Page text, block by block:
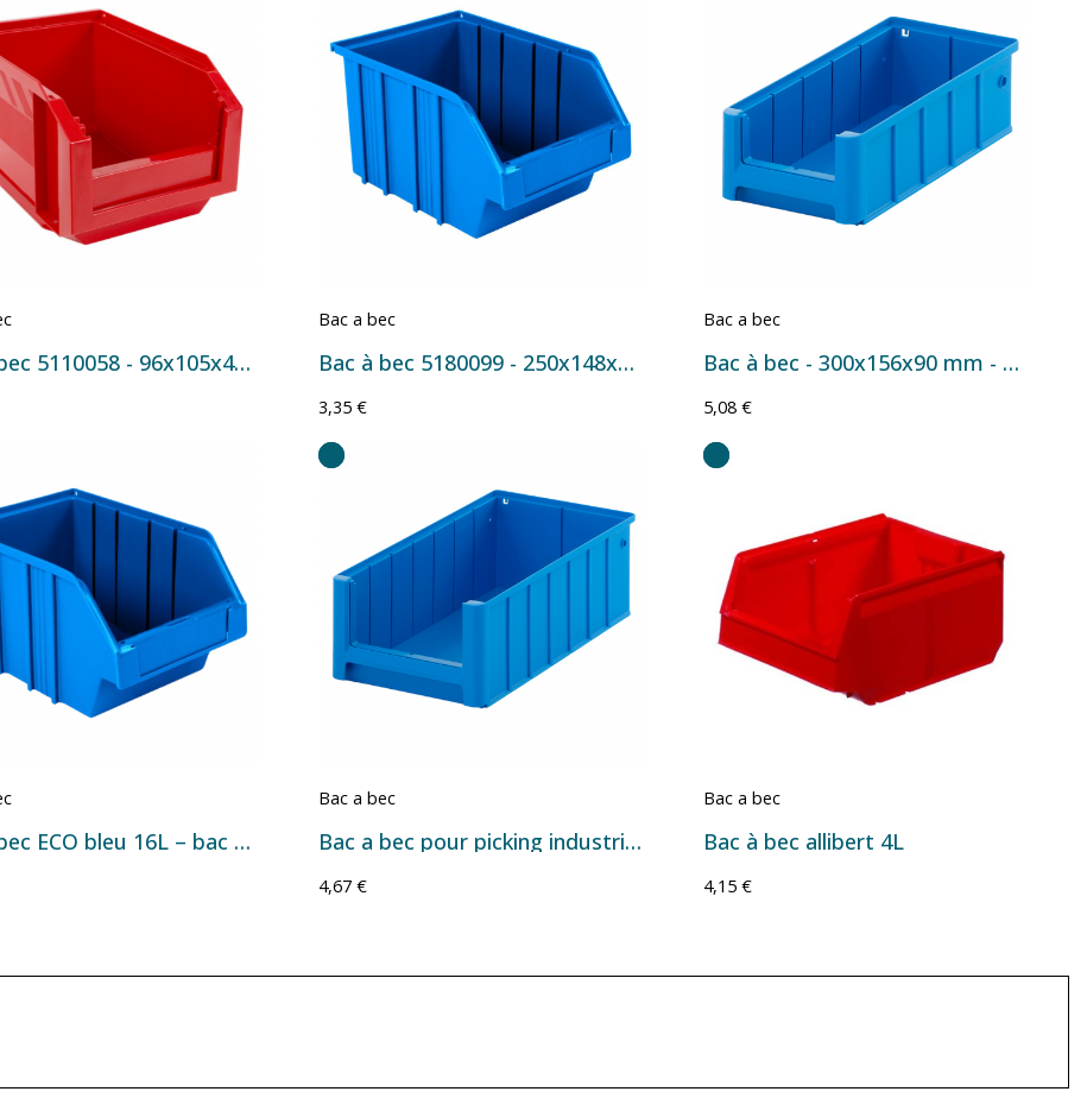
Bac à bec 5110058 - 96x105x45 mm - 0,2 L Rouge
Bac a bec
Bac à bec 5180099 - 250x148x130 mm - 4 L Bleu
3,35 €
Bac a bec
Bac à bec - 300x156x90 mm - 3,4 L
5,08 €
Bac à bec ECO bleu 16L – bac plastique de stockage
Bac a bec
Bac a bec pour picking industriel 11L
4,67 €
Bac a bec
Bac à bec allibert 4L
4,15 €